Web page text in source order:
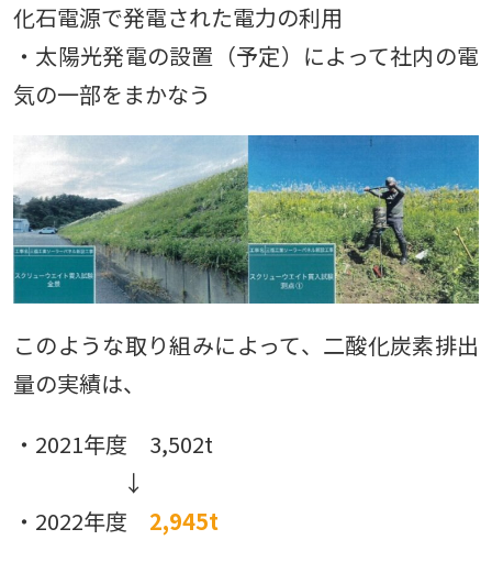
化石電源で発電された電力の利用
・太陽光発電の設置（予定）によって社内の電
気の一部をまかなう
このような取り組みによって、二酸化炭素排出
量の実績は、
・2021年度 3,502t
↓
・2022年度 2,945t